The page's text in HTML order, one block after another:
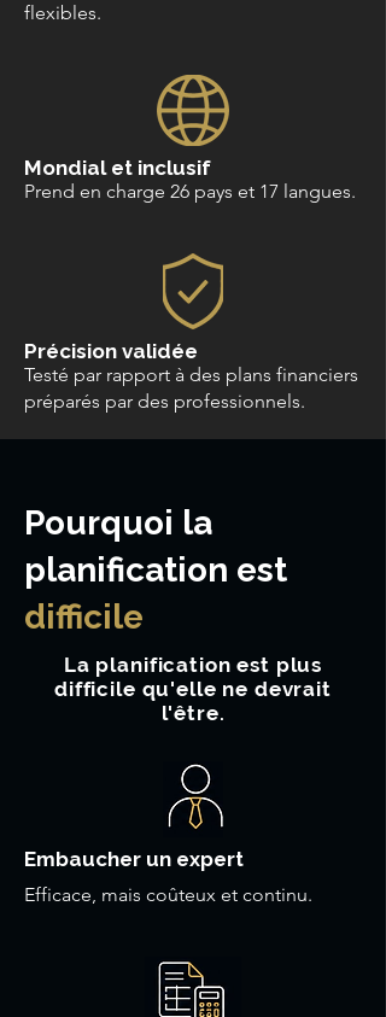
flexibles.
Mondial et inclusif
Prend en charge 26 pays et 17 langues.
Précision validée
Testé par rapport à des plans financiers
préparés par des professionnels.
Pourquoi la
planification est
difficile
La planification est plus
difficile qu'elle ne devrait
l'être.
Embaucher un expert
Efficace, mais coûteux et continu.